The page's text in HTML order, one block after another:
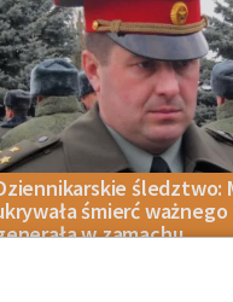
śledztwo:
śmierć ważnego
w zamachu